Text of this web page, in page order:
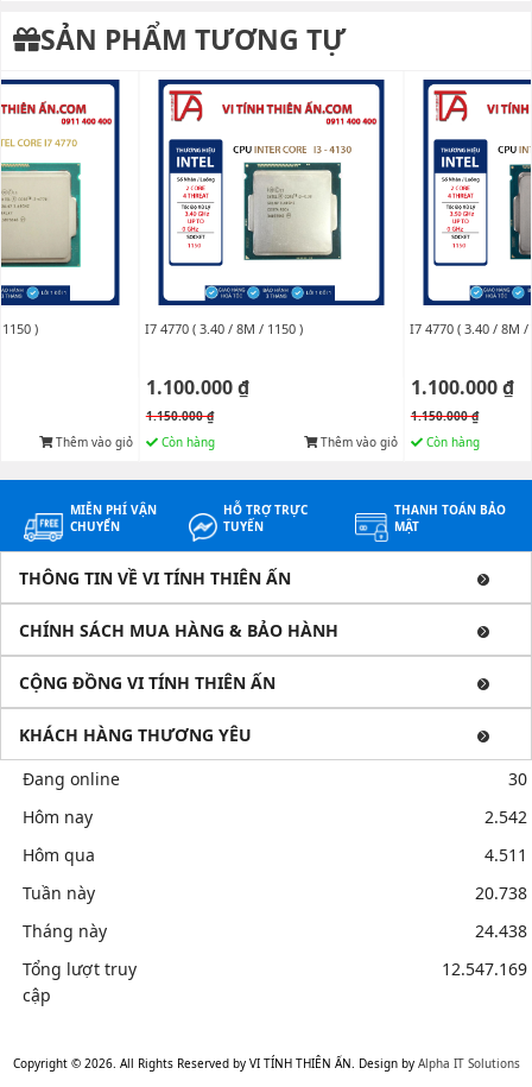
SẢN PHẨM TƯƠNG TỰ
)
Thêm vào giỏ
I7 4770 ( 3.40 / 8M / 1150 )
1.100.000 ₫
1.150.000 ₫
Còn hàng
Thêm vào giỏ
I7 4770 ( 3.40 / 8M /
1.100.000 ₫
1.150.000 ₫
Còn hàng
MIỄN PHÍ VẬN
CHUYỂN
HỖ TRỢ TRỰC
TUYẾN
THANH TOÁN BẢO
MẬT
THÔNG TIN VỀ VI TÍNH THIÊN ẤN
CHÍNH SÁCH MUA HÀNG & BẢO HÀNH
CỘNG ĐỒNG VI TÍNH THIÊN ẤN
KHÁCH HÀNG THƯƠNG YÊU
Đang online
30
Hôm nay
2.542
Hôm qua
4.511
Tuần này
20.738
Tháng này
24.438
Tổng lượt truy
cập
12.547.169
net giá cao Sửa điện thoại tại Quảng Ngãi, Ép kính Iphone, Sửa lỗi
Copyright © 2026. All Rights Reserved by VI TÍNH THIÊN ẤN. Design by Alpha IT Solutions